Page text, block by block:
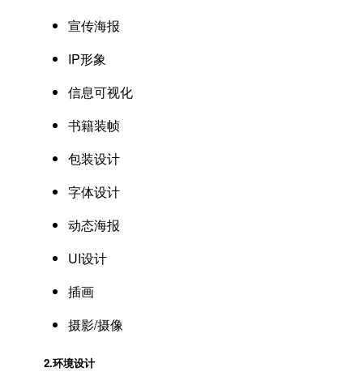
宣传海报
IP形象
信息可视化
书籍装帧
包装设计
字体设计
动态海报
UI设计
插画
摄影/摄像
2.环境设计